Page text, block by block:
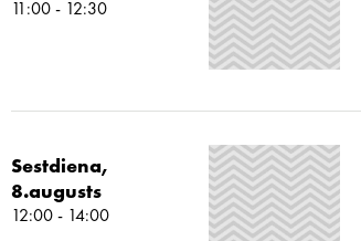
11:00 - 12:30
Sestdiena,
8.augusts
12:00 - 14:00